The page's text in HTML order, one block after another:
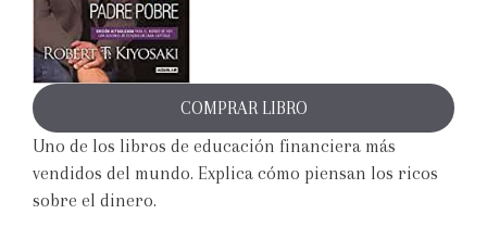
COMPRAR LIBRO
Uno de los libros de educación financiera más
vendidos del mundo. Explica cómo piensan los ricos
sobre el dinero.